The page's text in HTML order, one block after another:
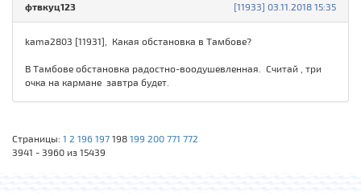
[11933] 03.11.2018 15:35
фтвкуц123
kama2803 [11931], Какая обстановка в Тамбове?
В Тамбове обстановка радостно-воодушевленная. Считай , три
очка на кармане завтра будет.
Страницы: 1 2 196 197 198 199 200 771 772
3941 - 3960 из 15439